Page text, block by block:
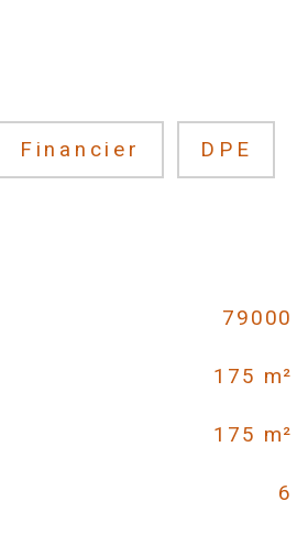
Financier DPE
79000
175 m²
175 m²
6